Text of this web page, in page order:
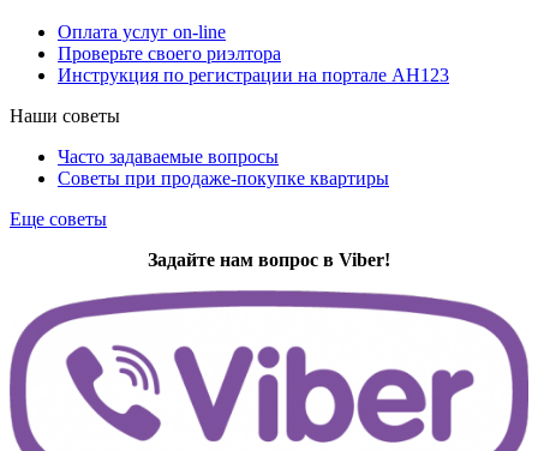
Оплата услуг on-line
Проверьте своего риэлтора
Инструкция по регистрации на портале АН123
Наши советы
Часто задаваемые вопросы
Советы при продаже-покупке квартиры
Еще советы
Задайте нам вопрос в Viber!